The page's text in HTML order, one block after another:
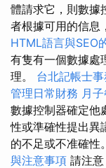
體請求它，則數據
者根據可用的信息
HTML語言與SEO
有隻有一個數據處
理。 台北記帳士
管理日常財務 月
數據控制器確定他
性或準確性提出異
的不足或不准確性
與注意事項 請注